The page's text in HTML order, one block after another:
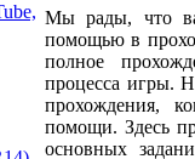
Мы рады, что
помощью в
полное
процесса игры.
прохождения,
помощи. Здесь
основных